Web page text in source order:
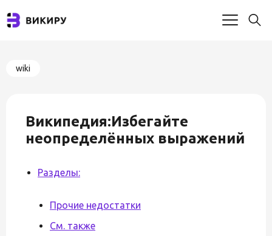
wiki
Википедия:Избегайте
неопределённых выражений
Разделы:
Прочие недостатки
См. также